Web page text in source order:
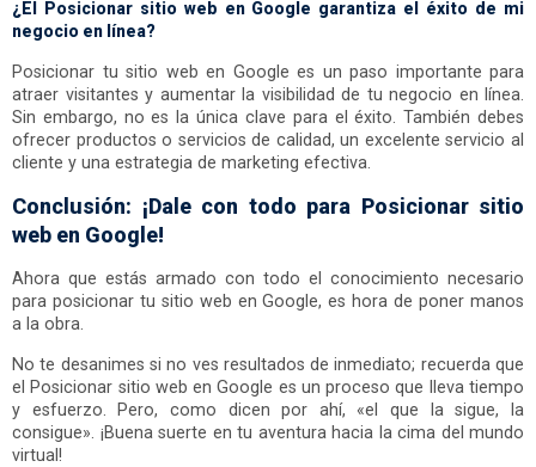
¿El Posicionar sitio web en Google garantiza el éxito de mi
negocio en línea?
Posicionar tu sitio web en Google es un paso importante para
atraer visitantes y aumentar la visibilidad de tu negocio en línea.
Sin embargo, no es la única clave para el éxito. También debes
ofrecer productos o servicios de calidad, un excelente servicio al
cliente y una estrategia de marketing efectiva.
Conclusión: ¡Dale con todo para Posicionar sitio
web en Google!
Ahora que estás armado con todo el conocimiento necesario
para posicionar tu sitio web en Google, es hora de poner manos
a la obra.
No te desanimes si no ves resultados de inmediato; recuerda que
el Posicionar sitio web en Google es un proceso que lleva tiempo
y esfuerzo. Pero, como dicen por ahí, «el que la sigue, la
consigue». ¡Buena suerte en tu aventura hacia la cima del mundo
virtual!